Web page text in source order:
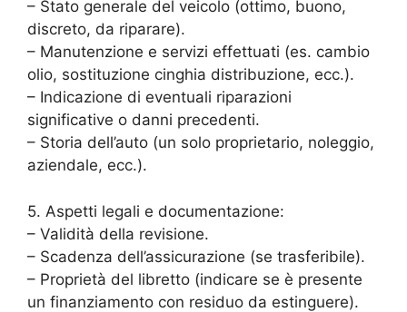
– Stato generale del veicolo (ottimo, buono,
discreto, da riparare).
– Manutenzione e servizi effettuati (es. cambio
olio, sostituzione cinghia distribuzione, ecc.).
– Indicazione di eventuali riparazioni
significative o danni precedenti.
– Storia dell’auto (un solo proprietario, noleggio,
aziendale, ecc.).
5. Aspetti legali e documentazione:
– Validità della revisione.
– Scadenza dell’assicurazione (se trasferibile).
– Proprietà del libretto (indicare se è presente
un finanziamento con residuo da estinguere).